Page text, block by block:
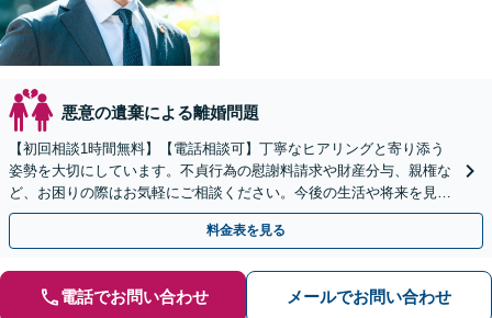
悪意の遺棄による離婚問題
【初回相談1時間無料】【電話相談可】丁寧なヒアリングと寄り添う
姿勢を大切にしています。不貞行為の慰謝料請求や財産分与、親権な
ど、お困りの際はお気軽にご相談ください。今後の生活や将来を見据
えた解決策を提案いたします。【休日・夜間面談可】
料金表を見る
電話でお問い合わせ メールでお問い合わせ